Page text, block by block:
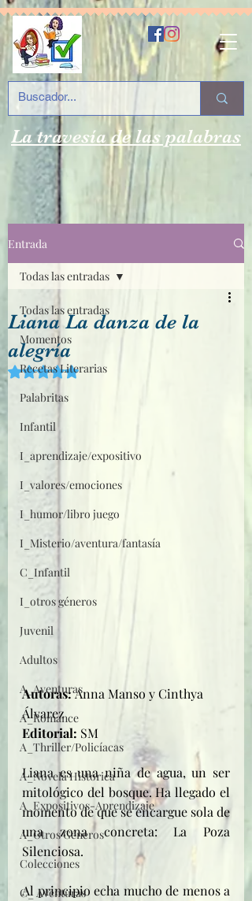
La travesía de las palabras
Entrada
Todas las entradas
Momentos
Recetas Literarias
Palabritas
Infantil
I_aprendizaje/expositivo
I_valores/emociones
I_humor/libro juego
I_Misterio/aventura/fantasía
C_Infantil
I_otros géneros
Juvenil
Adultos
A_Aventuras
A_Romance
A_Thriller/Policíacas
A_Novela Histórica
A_Expositivos-Aprendizaje
A_Otros Géneros
Colecciones
C_ Aventuras
Todas las entradas
Liana La danza de la
alegría
Obtuvo NaN de 5 estrellas.
Autoras: Anna Manso y Cinthya
Álvarez
Editorial: SM
Liana es una niña de agua, un ser
mitológico del bosque. Ha llegado el
momento de que se encargue sola de
una zona concreta: La Poza
Silenciosa.
Al principio echa mucho de menos a